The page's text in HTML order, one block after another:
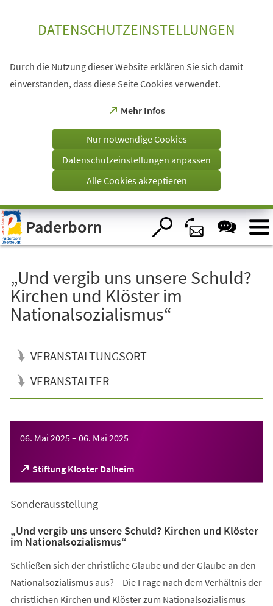
Visuelle
Assistenzsoftware
öffnen.
DATENSCHUTZEINSTELLUNGEN
Durch die Nutzung dieser Website erklären Sie sich damit
einverstanden, dass diese Seite Cookies verwendet.
Mehr Infos
(Öffnet
einem
Tab)
Nur notwendige Cookies
Datenschutzeinstellungen anpassen
Alle Cookies akzeptieren
Paderborn
„Und vergib uns unsere Schuld?
Kirchen und Klöster im
Nationalsozialismus“
VERANSTALTUNGSORT
VERANSTALTER
06. Mai 2025– 06. Mai 2025
Stiftung Kloster Dalheim
(Öffnet
in
neuen
Sonderausstellung
„Und vergib uns unsere Schuld? Kirchen und Klöster
im Nationalsozialismus“
Schließen sich der christliche Glaube und der Glaube an den
Nationalsozialismus aus? – Die Frage nach dem Verhältnis der
christlichen Kirchen und Klöster zum Nationalsozialismus